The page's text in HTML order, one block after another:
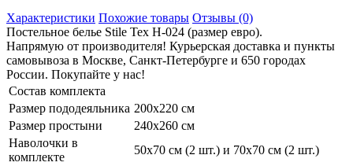
Характеристики Похожие товары Отзывы (0)
Постельное белье Stile Tex H-024 (размер евро).
Напрямую от производителя! Курьерская доставка и пункты
самовывоза в Москве, Санкт-Петербурге и 650 городах
России. Покупайте у нас!
Состав комплекта
Размер пододеяльника 200х220 см
Размер простыни
240х260 см
Наволочки в
комплекте
50х70 см (2 шт.) и 70х70 см (2 шт.)